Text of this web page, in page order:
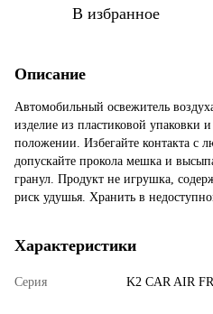
В избранное
Описание
Автомобильный освежитель
изделие из пластиковой упаковки
положении. Избегайте контакта с
допускайте прокола мешка и
гранул. Продукт не игрушка,
риск удушья. Хранить в
Характеристики
Серия K2 CAR AIR